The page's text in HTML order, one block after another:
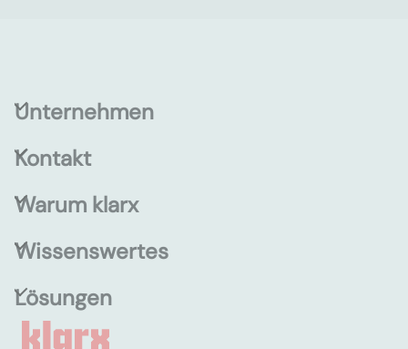
Unternehmen
Kontakt
Warum klarx
Wissenswertes
Lösungen